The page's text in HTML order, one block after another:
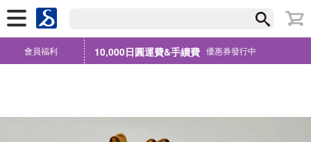
會員福利 10,000日圓運費&手續費 優惠券發行中